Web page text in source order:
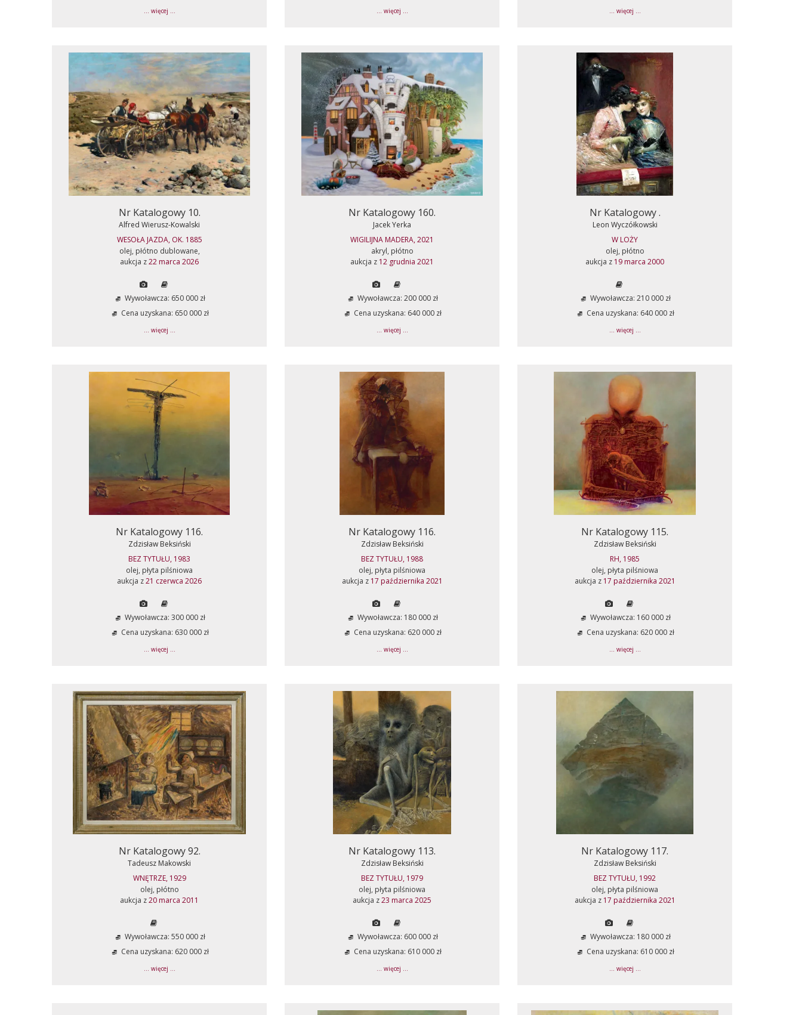
... więcej ... ... więcej ... ... więcej ...
Nr Katalogowy 10.
Alfred Wierusz-Kowalski
WESOŁA JAZDA, OK. 1885
olej, płótno dublowane,
aukcja z22 marca 2026
Wywoławcza: 650 000 zł
Cena uzyskana: 650 000 zł
... więcej ...
Nr Katalogowy 160.
Jacek Yerka
WIGILIJNA MADERA, 2021
akryl, płótno
aukcja z 12 grudnia 2021
Wywoławcza: 200 000 zł
Cena uzyskana: 640 000 zł
... więcej ...
Nr Katalogowy .
Leon Wyczółkowski
W LOŻY
olej, płótno
aukcja z 19 marca 2000
Wywoławcza: 210 000 zł
Cena uzyskana: 640 000 zł
... więcej ...
Nr Katalogowy 116.
Zdzisław Beksiński
BEZ TYTUŁU, 1983
olej, płyta pilśniowa
aukcja z21 czerwca 2026
Wywoławcza: 300 000 zł
Cena uzyskana: 630 000 zł
... więcej ...
Nr Katalogowy 116.
Zdzisław Beksiński
BEZ TYTUŁU, 1988
olej, płyta pilśniowa
aukcja z 17 października 2021
Wywoławcza: 180 000 zł
Cena uzyskana: 620 000 zł
... więcej ...
Nr Katalogowy 115.
Zdzisław Beksiński
RH, 1985
olej, płyta pilśniowa
aukcja z 17 października 2021
Wywoławcza: 160 000 zł
Cena uzyskana: 620 000 zł
... więcej ...
Nr Katalogowy 92.
Tadeusz Makowski
WNĘTRZE, 1929
olej, płótno
aukcja z20 marca 2011
Wywoławcza: 550 000 zł
Cena uzyskana: 620 000 zł
... więcej ...
Nr Katalogowy 113.
Zdzisław Beksiński
BEZ TYTUŁU, 1979
olej, płyta pilśniowa
aukcja z23 marca 2025
Wywoławcza: 600 000 zł
Cena uzyskana: 610 000 zł
... więcej ...
Nr Katalogowy 117.
Zdzisław Beksiński
BEZ TYTUŁU, 1992
olej, płyta pilśniowa
aukcja z 17 października 2021
Wywoławcza: 180 000 zł
Cena uzyskana: 610 000 zł
... więcej ...